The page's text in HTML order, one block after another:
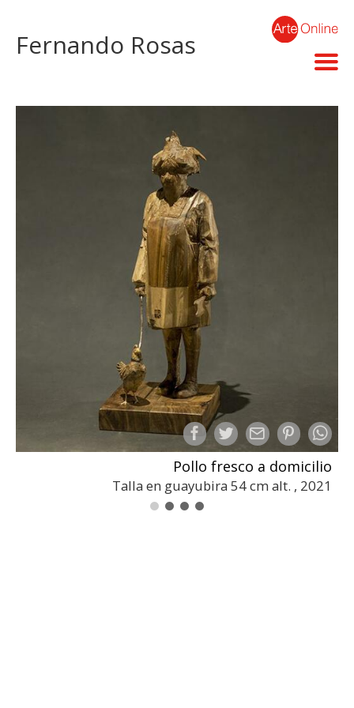
Fernando Rosas
Pollo fresco a domicilio
Talla en guayubira 54 cm alt. , 2021